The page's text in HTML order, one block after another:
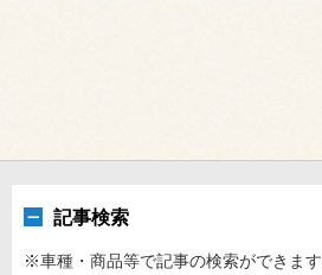
記事検索
※車種・商品等で記事の検索ができます